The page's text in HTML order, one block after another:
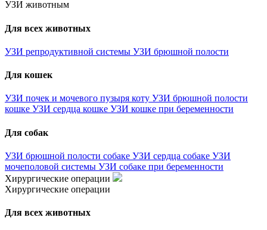
УЗИ животным
Для всех животных
УЗИ репродуктивной системы УЗИ брюшной полости
Для кошек
УЗИ почек и мочевого пузыря коту УЗИ брюшной полости
кошке УЗИ сердца кошке УЗИ кошке при беременности
Для собак
УЗИ брюшной полости собаке УЗИ сердца собаке УЗИ
мочеполовой системы УЗИ собаке при беременности
Хирургические операции
Хирургические операции
Для всех животных